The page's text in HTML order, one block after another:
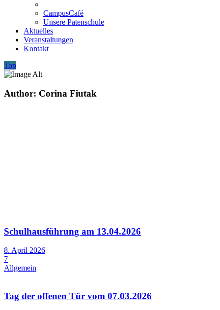
CampusCafé
Unsere Patenschule
Aktuelles
Veranstaltungen
Kontakt
Top
Author: Corina Fiutak
Schulhausführung am 13.04.2026
8. April 2026
7
Allgemein
Tag der offenen Tür vom 07.03.2026